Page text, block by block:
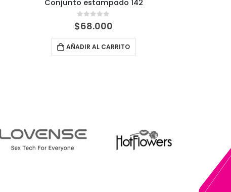
CONJUNTO LIGUERO CON LIGAS
0out of 5
$65.000
AÑADIR AL CARRITO